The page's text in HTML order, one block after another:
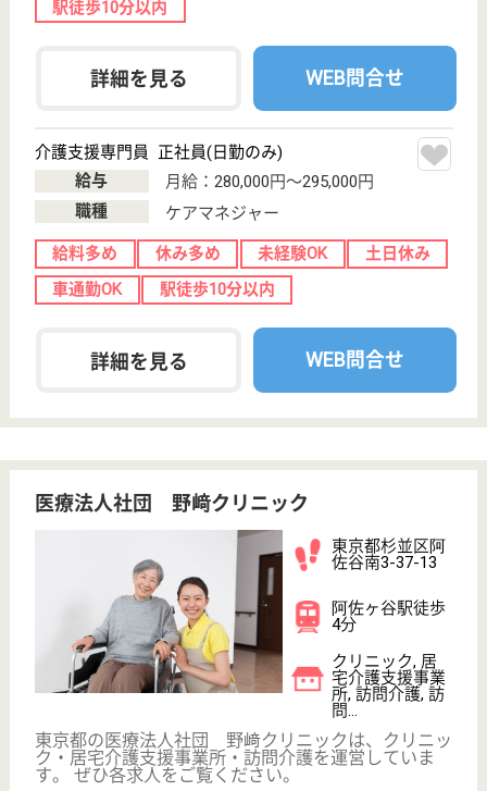
『クリックジョブ看護』
介護職求人支援サービス『クリックジョブ介護』運営会社:
Copyright©LifeOnes Ltd. All Rights Reserved